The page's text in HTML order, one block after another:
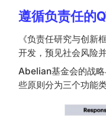
遵循负责任的
《负责任研究与创新
开发，预见社会风险
Abelian基金会的战
些原则分为三个功能